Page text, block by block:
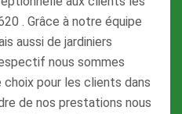
. Grâce à notre équipe
aussi de jardiniers
nous sommes
pour les clients dans
de nos prestations nous